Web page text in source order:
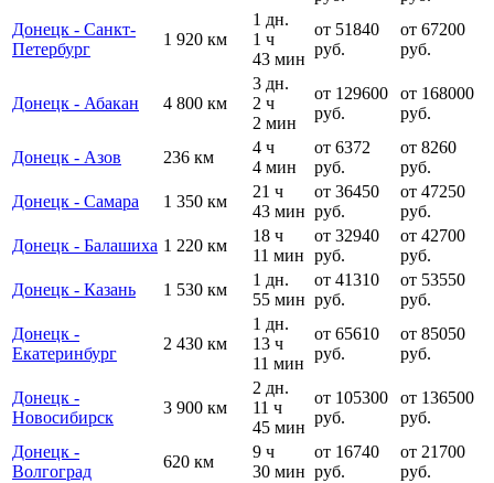
Донецк - Санкт-
Петербург
1 920 км
1 дн.
1 ч
43 мин
от 51840
руб.
от 67200
руб.
Донецк - Абакан 4 800 км
3 дн.
2 ч
2 мин
от 129600
руб.
от 168000
руб.
Донецк - Азов 236 км
4 ч
4 мин
от 6372
руб.
от 8260
руб.
Донецк - Самара
1 350 км
21 ч
43 мин
от 36450
руб.
от 47250
руб.
Донецк - Балашиха 1 220 км
18 ч
11 мин
от 32940
руб.
от 42700
руб.
Донецк - Казань
1 530 км
1 дн.
55 мин
от 41310
руб.
от 53550
руб.
Донецк -
Екатеринбург
2 430 км
1 дн.
13 ч
11 мин
от 65610
руб.
от 85050
руб.
Донецк -
Новосибирск
3 900 км
2 дн.
11 ч
45 мин
от 105300
руб.
от 136500
руб.
Донецк -
Волгоград
620 км
9 ч
30 мин
от 16740
руб.
от 21700
руб.